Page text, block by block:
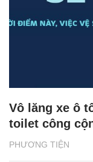
PHƯƠNG TIỆN
Vô lăng xe ô
toilet công